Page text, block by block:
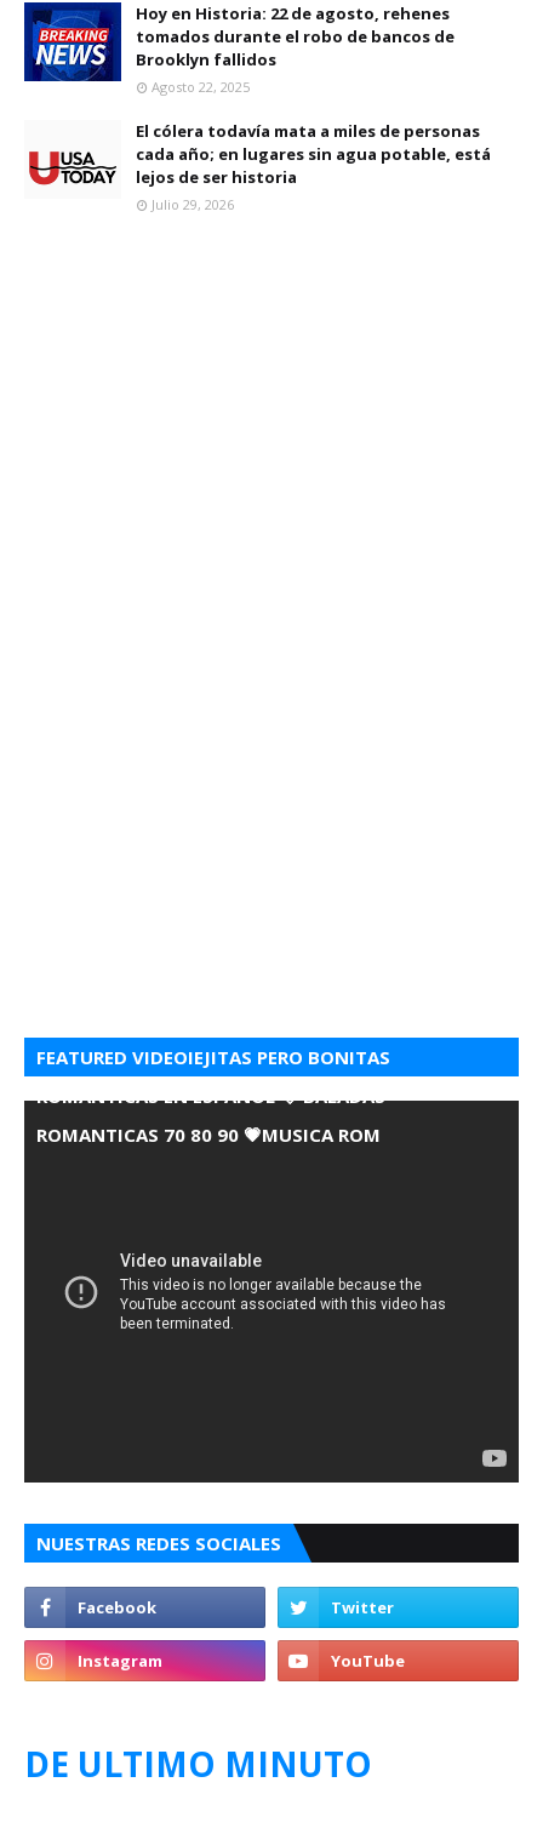
Hoy en Historia: 22 de agosto, rehenes
tomados durante el robo de bancos de
Brooklyn fallidos
Agosto 22, 2025
El cólera todavía mata a miles de personas
cada año; en lugares sin agua potable, está
lejos de ser historia
Julio 29, 2026
FEATURED VIDEOIEJITAS PERO BONITAS
ROMANTICAS EN ESPANOL 💘 BALADAS
ROMANTICAS 70 80 90 💗MUSICA ROM
NUESTRAS REDES SOCIALES
DE ULTIMO MINUTO